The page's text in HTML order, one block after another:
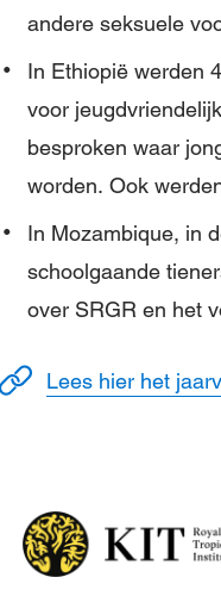
andere seksuele
In Ethiopië werden
voor
besproken waar
worden. Ook
In Mozambique, in
schoolgaande
over SRGR en het
Lees hier het